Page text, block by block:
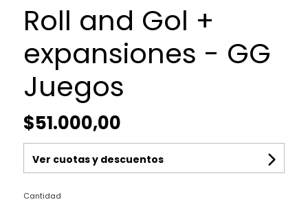
Roll and Gol +
expansiones - GG
Juegos
$51.000,00
Ver cuotas y descuentos
Cantidad